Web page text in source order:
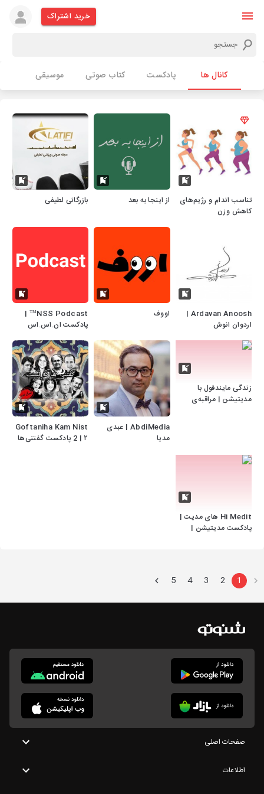
خرید اشتراک
کانال ها پادکست کتاب صوتی موسیقی
تناسب اندام و رژیم‌های
کاهش وزن
از اینجا به بعد بازرگانی لطیفی
Ardavan Anoosh |
اردوان انوش
اووف
NSS Podcast™ |
پادکست ان.اس.اس
زندگی مایندفول با
مدیتیشن | مراقبه‌ی
AbdiMedia | عبدی
مدیا
Goftaniha Kam Nist
2 | ۲ پادکست گفتنی‌ها
Hi Medit های مدیت |
پادکست مدیتیشن |
1
2
3
4
5
صفحات اصلی
اطلاعات